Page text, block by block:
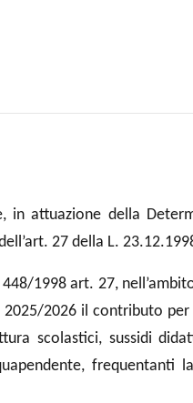
in attuazione della
27 della L.
1998 art. 27,
2025/2026 il contributo
scolastici, sussidi